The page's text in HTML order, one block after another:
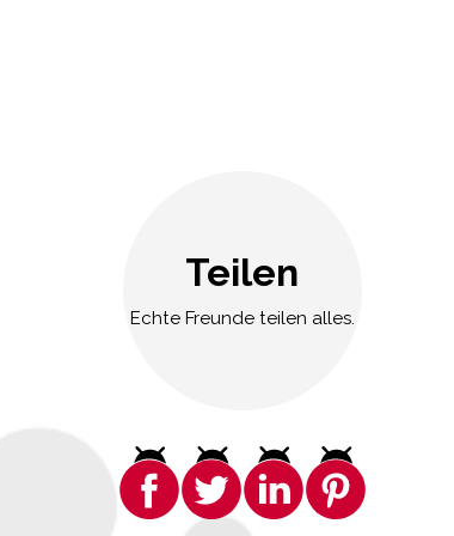
Teilen
Echte Freunde teilen alles.